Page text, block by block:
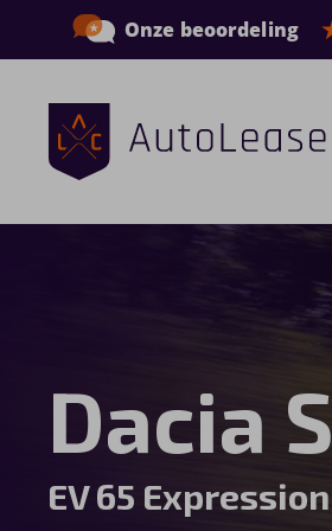
Dacia
EV 65
Private lease
Shortlease